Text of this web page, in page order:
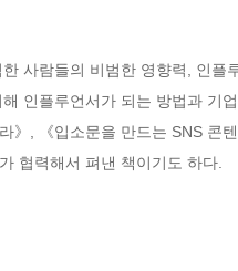
사람들의 비범한 영향력, 인
인플루언서가 되는 방법과 기
》, 《입소문을 만드는 SNS 콘
협력해서 펴낸 책이기도 하다.